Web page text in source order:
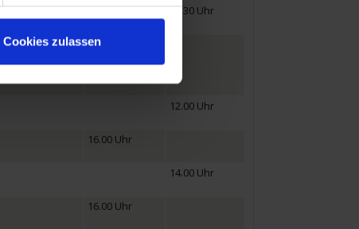
Cookies zulassen
08.00 Uhr 08.30 Uhr
12.00 Uhr
12.00 Uhr
16.00 Uhr
14.00 Uhr
16.00 Uhr